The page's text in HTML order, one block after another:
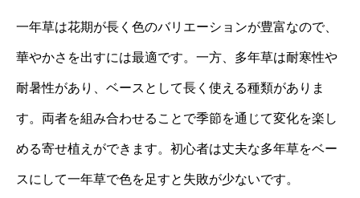
一年草は花期が長く色のバリエーションが豊富なので、
華やかさを出すには最適です。一方、多年草は耐寒性や
耐暑性があり、ベースとして長く使える種類がありま
す。両者を組み合わせることで季節を通じて変化を楽し
める寄せ植えができます。初心者は丈夫な多年草をベー
スにして一年草で色を足すと失敗が少ないです。